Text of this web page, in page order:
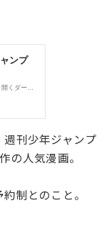
刊少年ジャンプ
の人気漫画。
制とのこと。